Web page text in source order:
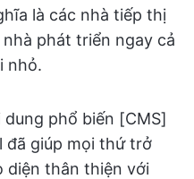
là các nhà tiếp thị
phát triển ngay cả
nhỏ.
phổ biến [CMS]
đã giúp mọi thứ trở
diện thân thiện với